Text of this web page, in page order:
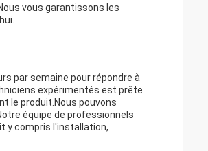
vous garantissons les
par semaine pour répondre à
expérimentés est prête
le produit.Nous pouvons
équipe de professionnels
compris l'installation,